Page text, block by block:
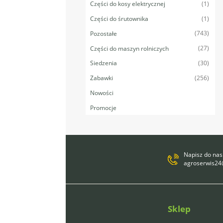
Części do kosy elektrycznej
(1)
Części do śrutownika
(1)
Pozostałe
(743)
Części do maszyn rolniczych
(27)
Siedzenia
(30)
Zabawki
(256)
Nowości
Promocje
Napisz do
Sklep